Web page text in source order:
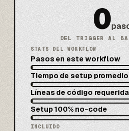
0
DEL TRIGGER AL
STATS DEL WORKFLOW
Pasos en este workflow
Tiempo de setup promedio
Líneas de código
Setup 100% no-code
INCLUIDO